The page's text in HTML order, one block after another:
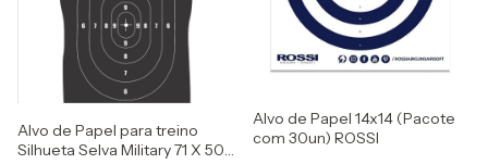
Alvo de Papel para treino
Silhueta Selva Military 71 X 50
Alvo de Papel 14x14 (Pacote
com 30un) ROSSI